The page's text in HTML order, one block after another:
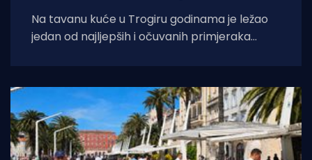
Na tavanu kuće u Trogiru godinama je ležao
jedan od najljepših i očuvanih primjeraka